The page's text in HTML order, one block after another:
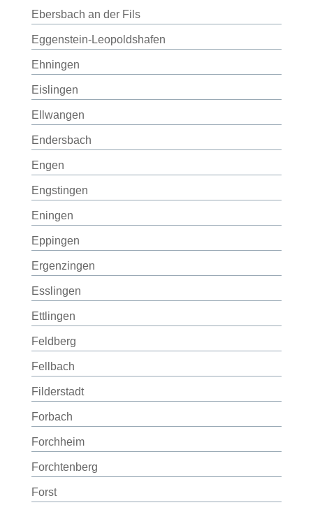
Ebersbach an der Fils
Eggenstein-Leopoldshafen
Ehningen
Eislingen
Ellwangen
Endersbach
Engen
Engstingen
Eningen
Eppingen
Ergenzingen
Esslingen
Ettlingen
Feldberg
Fellbach
Filderstadt
Forbach
Forchheim
Forchtenberg
Forst